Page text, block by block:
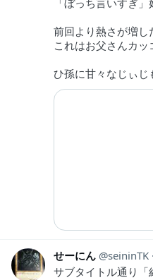
前回より熱さが増
これはお父さんカッ
ひ孫に甘々なじぃ
せーにん seininTK
サブタイトル通り「